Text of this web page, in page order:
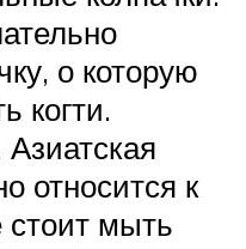
о которую
когти.
относится к
стоит мыть